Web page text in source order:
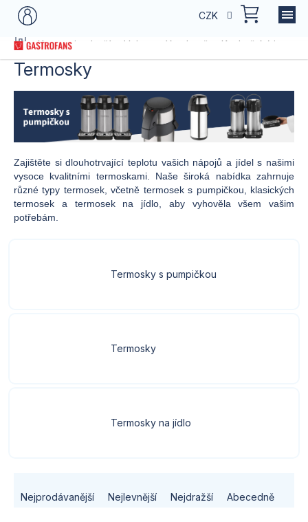
Přejít
CZK
Domů
Kategorie zboží Vybavení kuchyně Kuchyňský
Termosky
Zajištěte si dlouhotrvající teplotu vašich nápojů a jídel s našimi
vysoce kvalitními termoskami. Naše široká nabídka zahrnuje
různé typy termosek, včetně termosek s pumpičkou, klasických
termosek a termosek na jídlo, aby vyhověla všem vašim
potřebám.
Termosky s pumpičkou
Termosky
Termosky na jídlo
Nejprodávanější Nejlevnější Nejdražší Abecedně